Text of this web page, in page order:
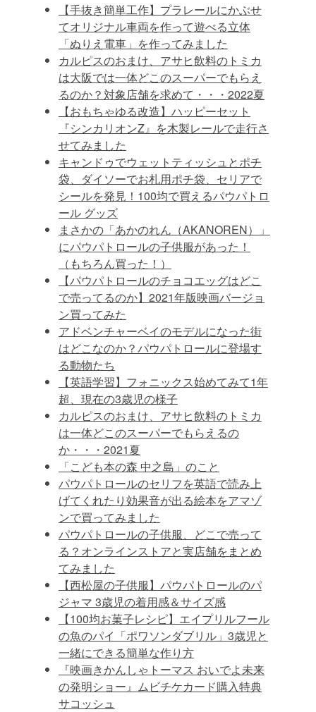
【手抜き簡単工作】プラレールにかぶせ
てオリジナル車両を作って遊べる立体
「ぬりえ電車」を作ってみました
カルピスのおまけ、アサヒ飲料のトミカ
は大阪では一体どこのスーパーでもらえ
るのか？対象店舗を求めて・・・2022夏
【おもちゃゆる改造】ハッピーセット
『シンカリオンZ』を木製レールで走行さ
せてみました
キャンドゥでウェットティッシュとポチ
袋、ダイソーでお札用ポチ袋、セリアで
シールを発見！100均で買えるパウパトロ
ール グッズ
まさかの「あかのれん（AKANOREN）」
にパウパトロールの子供服があった！
（もちろん買った！）
【パウパトロールのチョコエッグはどこ
で売ってるのか】2021年版映画バージョ
ン買ってみた
アドベンチャーベイのモデルになった街
はどこなのか？パウパトロールに登場す
る動物たち
【英語学習】フォニックス始めてみて1年
超、現在の3歳児の様子
カルピスのおまけ、アサヒ飲料のトミカ
は一体どこのスーパーでもらえるの
か・・・2021夏
「こども本の森 中之島」のこと
パウパトロールのセリフを英語で読み上
げてくれたり効果音が出る絵本をアマゾ
ンで買ってみました
パウパトロールの子供服、どこで売って
る？オンラインストアと実店舗をまとめ
てみました
【西松屋の子供服】パウパトロールのパ
ジャマ 3歳児の着用感＆サイズ感
【100均お菓子レシピ】エイプリルフール
の魚のパイ「ポワソンダブリル」3歳児と
一緒にできる簡単な作り方
『映画きかんしゃトーマス おいでよ未来
の発明ショー』ムビチケカード購入特典
サコッシュ